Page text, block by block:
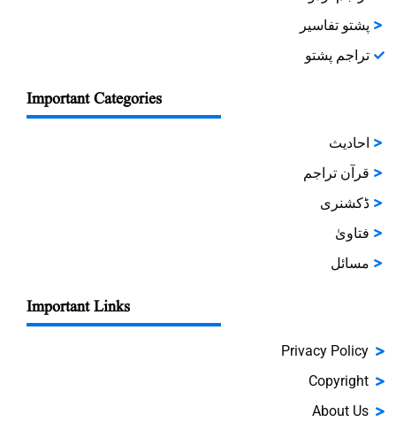
پشتو تفاسیر
تراجم پشتو
Important Categories
احادیث
قرآن تراجم
ڈکشنری
فتاویٰ
مسائل
Important Links
Privacy Policy
Copyright
About Us